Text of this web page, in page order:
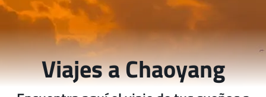
Viajes a Chaoyang